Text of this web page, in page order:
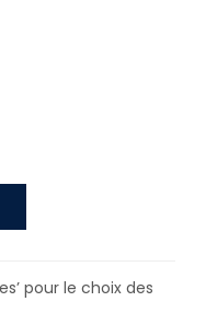
pour le choix des